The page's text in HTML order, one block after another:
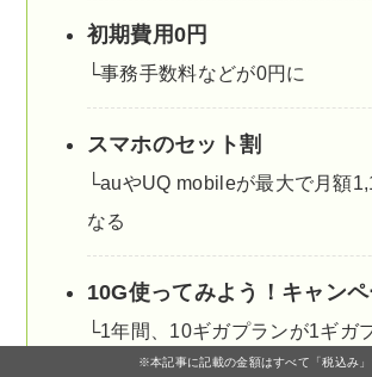
※本記事に記載の金額はすべて「税込み
初期費用0円
└事務手数料などが0円に
スマホのセット割
└auやUQ mobileが最大で月額
なる
10G使ってみよう！キャン
└1年間、10ギガプランが1ギガ
金額に